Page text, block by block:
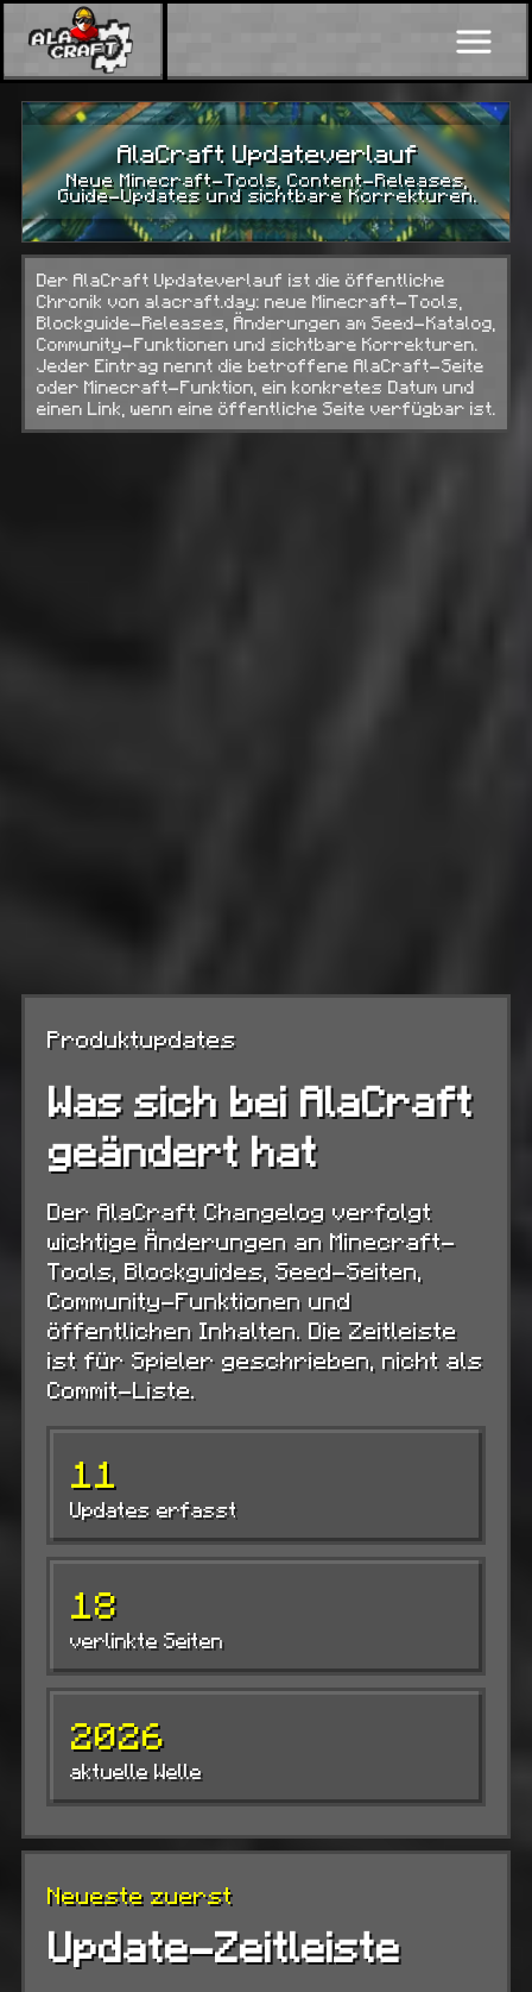
AlaCraft Updateverlauf
Neue Minecraft-Tools, Content-Releases,
Guide-Updates und sichtbare Korrekturen.
Der AlaCraft Updateverlauf ist die öffentliche
Chronik von alacraft.day: neue Minecraft-Tools,
Blockguide-Releases, Änderungen am Seed-Katalog,
Community-Funktionen und sichtbare Korrekturen.
Jeder Eintrag nennt die betroffene AlaCraft-Seite
oder Minecraft-Funktion, ein konkretes Datum und
einen Link, wenn eine öffentliche Seite verfügbar ist.
Produktupdates
Was sich bei AlaCraft
geändert hat
Der AlaCraft Changelog verfolgt
wichtige Änderungen an Minecraft-
Tools, Blockguides, Seed-Seiten,
Community-Funktionen und
öffentlichen Inhalten. Die Zeitleiste
ist für Spieler geschrieben, nicht als
Commit-Liste.
11
Updates erfasst
18
verlinkte Seiten
2026
aktuelle Welle
Neueste zuerst
Update-Zeitleiste